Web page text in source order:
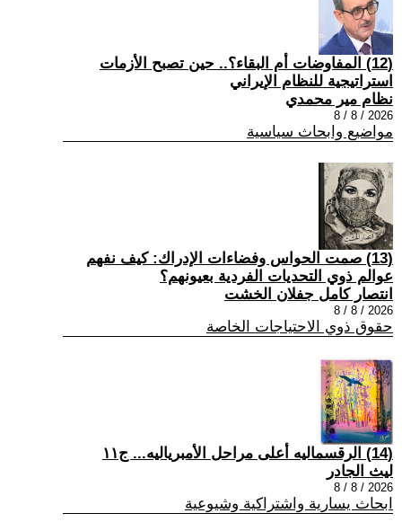
(12) المفاوضات أم البقاء؟.. حين تصبح الأزمات
استراتيجية للنظام الإيراني
نظام مير محمدي
2026 / 8 / 8
مواضيع وابحاث سياسية
(13) صمت الحواس وفضاءات الإدراك: كيف نفهم
عوالم ذوي التحديات الفردية بعيونهم؟
انتصار كامل جفلان الخشت
2026 / 8 / 8
حقوق ذوي الاحتياجات الخاصة
(14) الرقسماليه أعلى مراحل الأمبرياليه... ج١١
ليث الجادر
2026 / 8 / 8
ابحاث يسارية واشتراكية وشيوعية